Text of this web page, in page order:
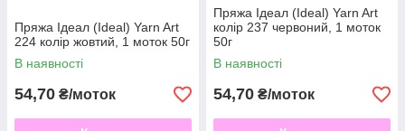
Пряжа Ідеал (Ideal) Yarn Art
224 колір жовтий, 1 моток 50г
В наявності
54,70 ₴/моток
Пряжа Ідеал (Ideal) Yarn Art
колір 237 червоний, 1 моток
50г
В наявності
54,70 ₴/моток